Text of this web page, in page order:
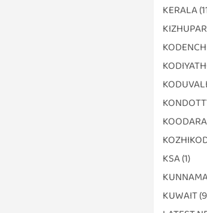
KERALA
KSA(1)
KUWAIT